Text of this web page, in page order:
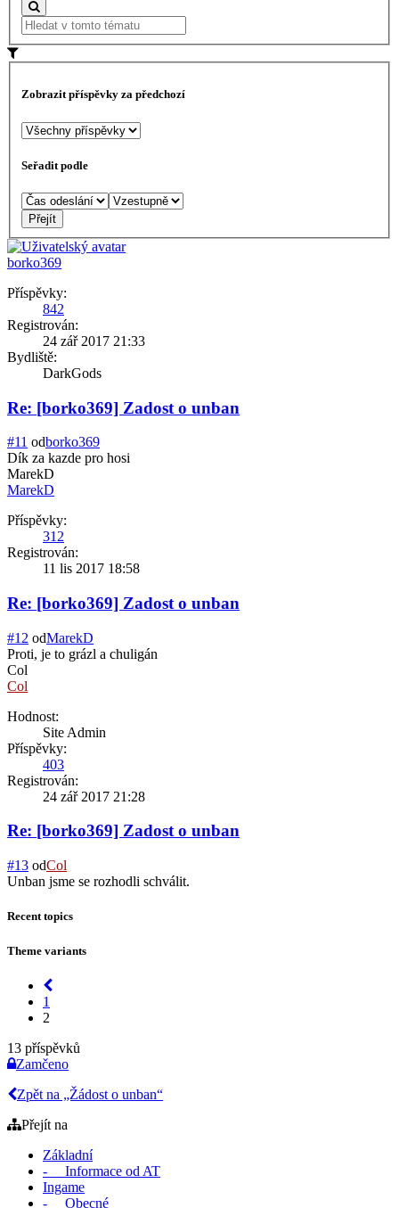
Zobrazit příspěvky za předchozí
Seřadit podle
borko369
Příspěvky:
842
Registrován:
24 zář 2017 21:33
Bydliště:
DarkGods
Re: [borko369] Zadost o unban
#11 odborko369
Dík za kazde pro hosi
MarekD
MarekD
Příspěvky:
312
Registrován:
11 lis 2017 18:58
Re: [borko369] Zadost o unban
#12 odMarekD
Proti, je to grázl a chuligán
Col
Col
Hodnost:
Site Admin
Příspěvky:
403
Registrován:
24 zář 2017 21:28
Re: [borko369] Zadost o unban
#13 odCol
Unban jsme se rozhodli schválit.
Recent topics
Theme variants
1
2
13 příspěvků
Zamčeno
Zpět na „Žádost o unban“
Přejít na
Základní
- Informace od AT
Ingame
- Obecné